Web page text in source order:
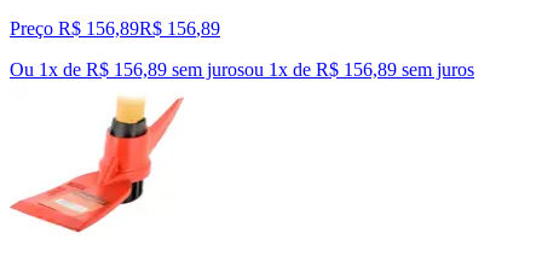
Preço R$ 156,89R$ 156,89
Ou 1x de R$ 156,89 sem jurosou 1x de R$ 156,89 sem juros